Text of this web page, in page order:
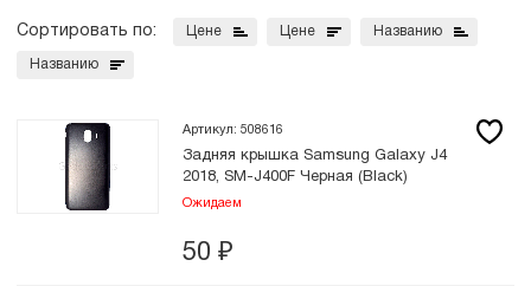
Сортировать по: Цене Цене Названию
Названию
Артикул: 508616
Задняя крышка Samsung Galaxy J4
2018, SM-J400F Черная (Black)
Ожидаем
50 ₽